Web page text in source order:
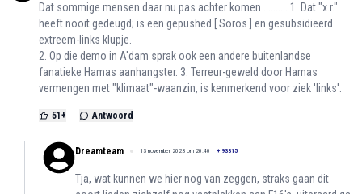
Dat sommige mensen daar nu pas achter komen .......... 1. Dat "x.r."
heeft nooit gedeugd; is een gepushed [ Soros ] en gesubsidieerd
extreem-links klupje.
2. Op die demo in A'dam sprak ook een andere buitenlandse
fanatieke Hamas aanhangster. 3. Terreur-geweld door Hamas
vermengen met "klimaat"-waanzin, is kenmerkend voor ziek 'links'.
51 + Antwoord
Dreamteam 13 november 2023 om 20:40 + 93315
Tja, wat kunnen we hier nog van zeggen, straks gaan dit